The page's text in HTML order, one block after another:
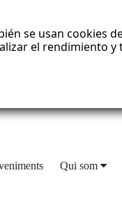
se usan cookies
el rendimiento
Qui som